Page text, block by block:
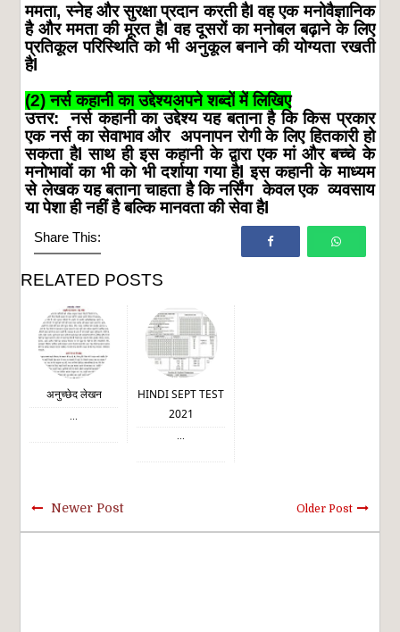
ममता,स्नेह और सुरक्षा प्रदान करती हैlवह एक मनोवैज्ञानिक
है और ममता की मूरत हैlवह दूसरों का मनोबल बढ़ाने के लिए
प्रतिकूल परिस्थिति को भी अनुकूल बनाने की योग्यता रखती
हैl
(2)नर्स कहानी का उद्देश्यअपने शब्दों में लिखिए
उत्तर: नर्स कहानी का उद्देश्य यह बताना है कि किस प्रकार
एक नर्स का सेवाभाव और अपनापन रोगी के लिए हितकारी हो
सकता हैlसाथ ही इस कहानी के द्वारा एक मां और बच्चे के
मनोभावों का भी को भी दर्शाया गया हैlइस कहानी के माध्यम
से लेखक यह बताना चाहता है कि नर्सिंग केवल एक व्यवसाय
या पेशा ही नहीं है बल्कि मानवता की सेवा हैl
Share This:
RELATED POSTS
अनुच्छेद लेखन
HINDI SEPT TEST
2021
Newer Post Older Post